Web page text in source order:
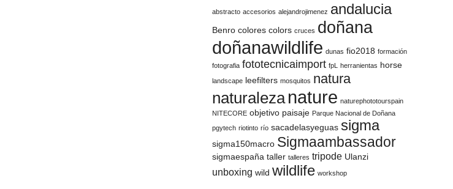
abstracto accesorios alejandrojimenez andalucia
Benro colores colors cruces doñana
doñanawildlife dunas fio2018 formación
fotografia fototecnicaimport fpL herranientas horse
landscape leefilters mosquitos natura
naturaleza nature naturephototourspain
NITECORE objetivo paisaje Parque Nacional de Doñana
pgytech riotinto río sacadelasyeguas sigma
sigma150macro Sigmaambassador
sigmaespaña taller talleres tripode Ulanzi
unboxing wild wildlife workshop